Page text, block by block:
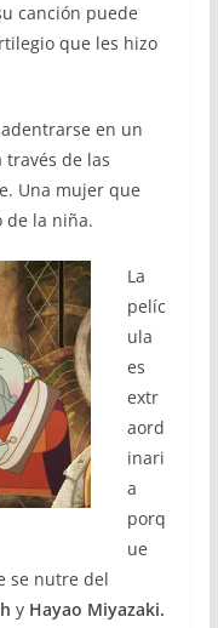
canción puede
que les hizo
en un
través de las
Una mujer que
de la niña.
La
pelíc
ula
es
extr
aord
inari
a
porq
ue
se nutre del
y Hayao Miyazaki.